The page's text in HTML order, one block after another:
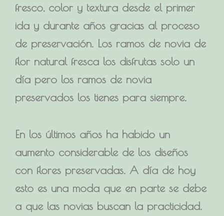
fresco, color y textura desde el primer
ida y durante años gracias al proceso
de preservación. Los ramos de novia de
flor natural fresca los disfrutas solo un
día pero los ramos de novia
preservados los tienes para siempre.
En los últimos años ha habido un
aumento considerable de los diseños
con flores preservadas. A día de hoy
esto es una moda que en parte se debe
a que las novias buscan la practicidad.